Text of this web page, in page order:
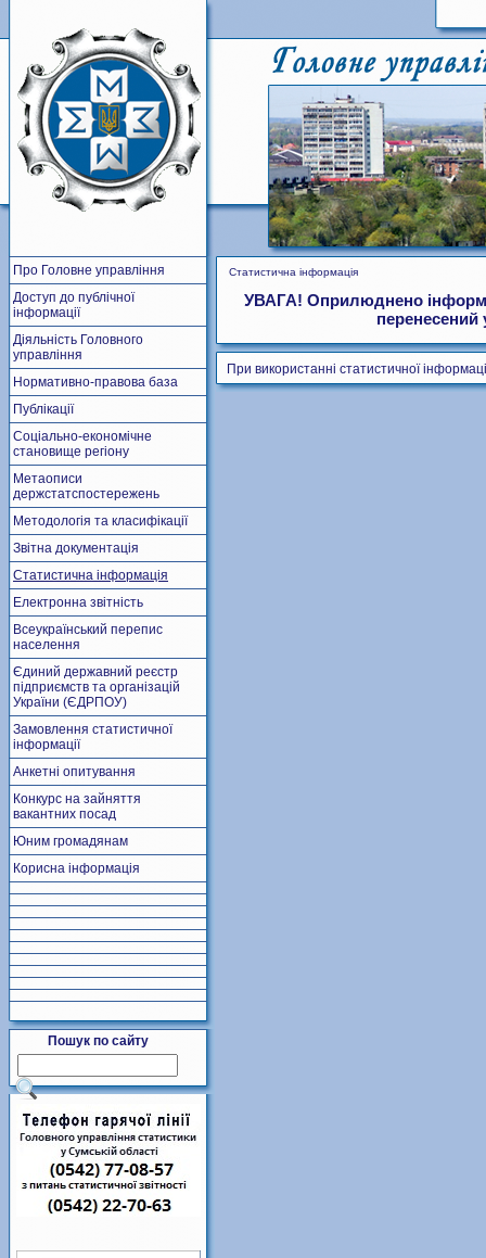
Про Головне управління
Доступ до публічної
інформації
Діяльність Головного
управління
Нормативно-правова база
Публікації
Соціально-економічне
становище регіону
Метаописи
держстатспостережень
Методологія та класифікації
Звітна документація
Статистична інформація
Електронна звітність
Всеукраїнський перепис
населення
Єдиний державний реєстр
підприємств та організацій
України (ЄДРПОУ)
Замовлення статистичної
інформації
Анкетні опитування
Конкурс на зайняття
вакантних посад
Юним громадянам
Корисна інформація
Пошук по сайту
Статистична інформація
УВАГА! Оприлюднено
перенесений
При використанні статистичної